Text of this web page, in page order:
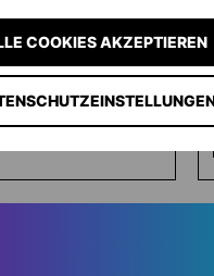
COOKIES AKZEPTIEREN